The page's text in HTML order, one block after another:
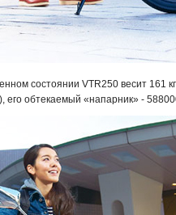
состоянии VTR250 весит 161
его обтекаемый «напарник» -